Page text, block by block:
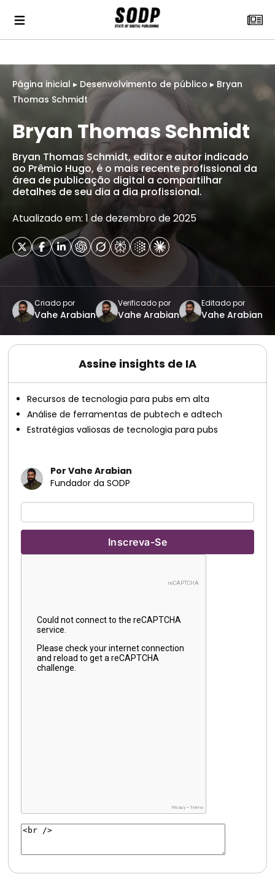
Página inicial ▸ Desenvolvimento de público ▸ Bryan
Thomas Schmidt
Bryan Thomas Schmidt
Bryan Thomas Schmidt, editor e autor indicado
ao Prêmio Hugo, é o mais recente profissional da
área de publicação digital a compartilhar
detalhes de seu dia a dia profissional.
Atualizado em: 1 de dezembro de 2025
Criado por
Vahe Arabian
Verificado por
Vahe Arabian
Editado por
Vahe Arabian
Assine insights de IA
Recursos de tecnologia para pubs em alta
Análise de ferramentas de pubtech e adtech
Estratégias valiosas de tecnologia para pubs
Por Vahe Arabian
Fundador da SODP